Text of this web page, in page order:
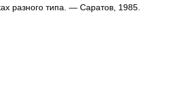
разного типа. — Саратов, 1985.